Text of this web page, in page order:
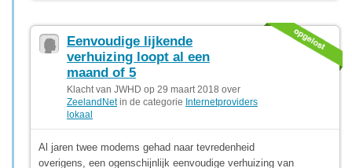
Eenvoudige lijkende
verhuizing loopt al een
maand of 5
Klacht van JWHD op 29 maart 2018 over
ZeelandNetin de categorie Internetproviders
lokaal
Al jaren twee modems gehad naar tevredenheid
overigens, een ogenschijnlijk eenvoudige verhuizing van